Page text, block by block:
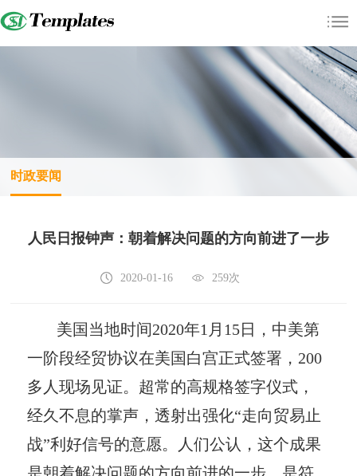
时政要闻
人民日报钟声：朝着解决问题的方向前进了一步
2020-01-16 259次
美国当地时间2020年1月15日，中美第
一阶段经贸协议在美国白宫正式签署，200
多人现场见证。超常的高规格签字仪式，
经久不息的掌声，透射出强化“走向贸易止
战”利好信号的意愿。人们公认，这个成果
是朝着解决问题的方向前进的一步，是符